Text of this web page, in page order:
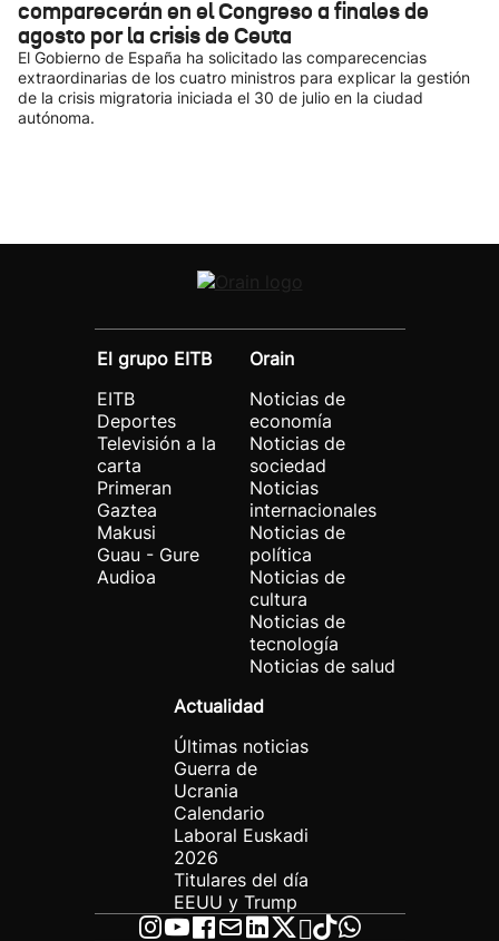
comparecerán en el Congreso a finales de
agosto por la crisis de Ceuta
El Gobierno de España ha solicitado las comparecencias
extraordinarias de los cuatro ministros para explicar la gestión
de la crisis migratoria iniciada el 30 de julio en la ciudad
autónoma.
El grupo EITB
EITB
Deportes
Televisión a la
carta
Primeran
Gaztea
Makusi
Guau - Gure
Audioa
Orain
Noticias de
economía
Noticias de
sociedad
Noticias
internacionales
Noticias de
política
Noticias de
cultura
Noticias de
tecnología
Noticias de salud
Actualidad
Últimas noticias
Guerra de
Ucrania
Calendario
Laboral Euskadi
2026
Titulares del día
EEUU y Trump